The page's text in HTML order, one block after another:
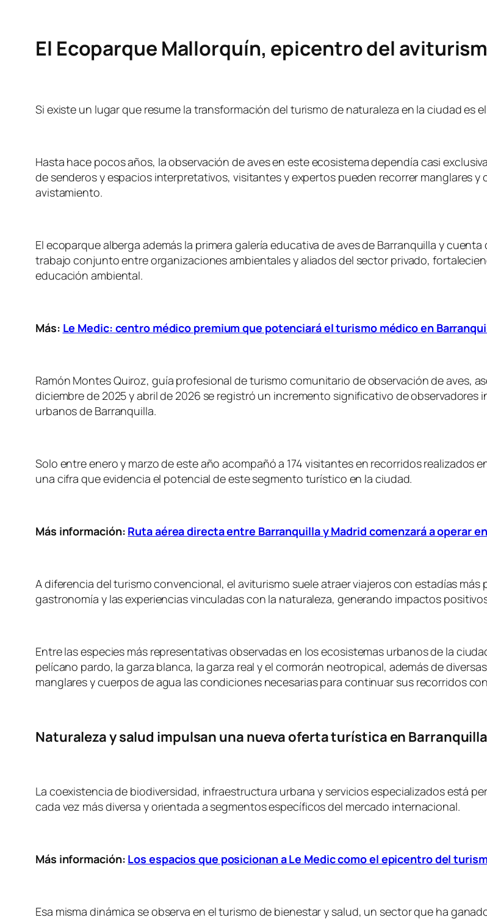
El Ecoparque Mallorquín, epicentro del
Si existe un lugar que resume la transformación del turismo de naturaleza en la ciudad es
Hasta hace pocos años, la observación de aves en este ecosistema dependía casi
de senderos y espacios interpretativos, visitantes y expertos pueden recorrer manglares
avistamiento.
El ecoparque alberga además la primera galería educativa de aves de Barranquilla y
trabajo conjunto entre organizaciones ambientales y aliados del sector privado,
educación ambiental.
Más: Le Medic: centro médico premium que potenciará el turismo médico en
Ramón Montes Quiroz, guía profesional de turismo comunitario de observación de aves,
diciembre de 2025 y abril de 2026 se registró un incremento significativo de
urbanos de Barranquilla.
Solo entre enero y marzo de este año acompañó a 174 visitantes en recorridos realizados
una cifra que evidencia el potencial de este segmento turístico en la ciudad.
Más información: Ruta aérea directa entre Barranquilla y Madrid comenzará a operar
A diferencia del turismo convencional, el aviturismo suele atraer viajeros con estadías
gastronomía y las experiencias vinculadas con la naturaleza, generando impactos
Entre las especies más representativas observadas en los ecosistemas urbanos de la
pelícano pardo, la garza blanca, la garza real y el cormorán neotropical, además de
manglares y cuerpos de agua las condiciones necesarias para continuar sus recorridos
Naturaleza y salud impulsan una nueva oferta turística en Barranquilla
La coexistencia de biodiversidad, infraestructura urbana y servicios especializados está
cada vez más diversa y orientada a segmentos específicos del mercado internacional.
Más información: Los espacios que posicionan a Le Medic como el epicentro del
Esa misma dinámica se observa en el turismo de bienestar y salud, un sector que ha